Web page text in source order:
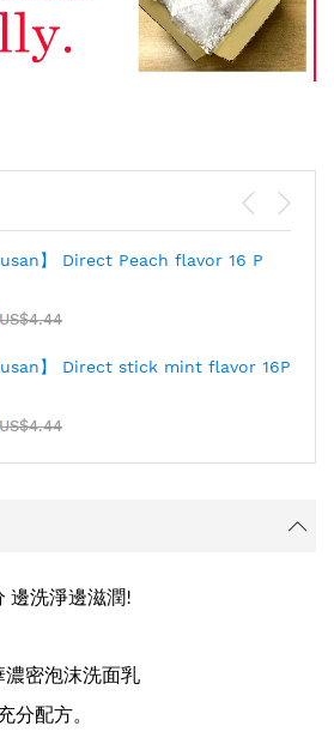
】 Direct Peach flavor 16 P
US$4.44
】 Direct stick mint flavor 16P
US$4.44
邊洗淨邊滋潤!
密泡沫洗面乳
分配方。